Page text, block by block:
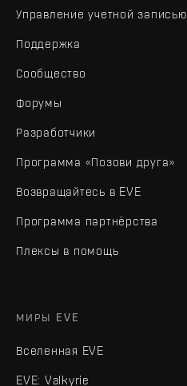
Управление учетной записью
Поддержка
Сообщество
Форумы
Разработчики
Программа «Позови друга»
Возвращайтесь в EVE
Программа партнёрства
Плексы в помощь
МИРЫ EVE
Вселенная EVE
EVE: Valkyrie